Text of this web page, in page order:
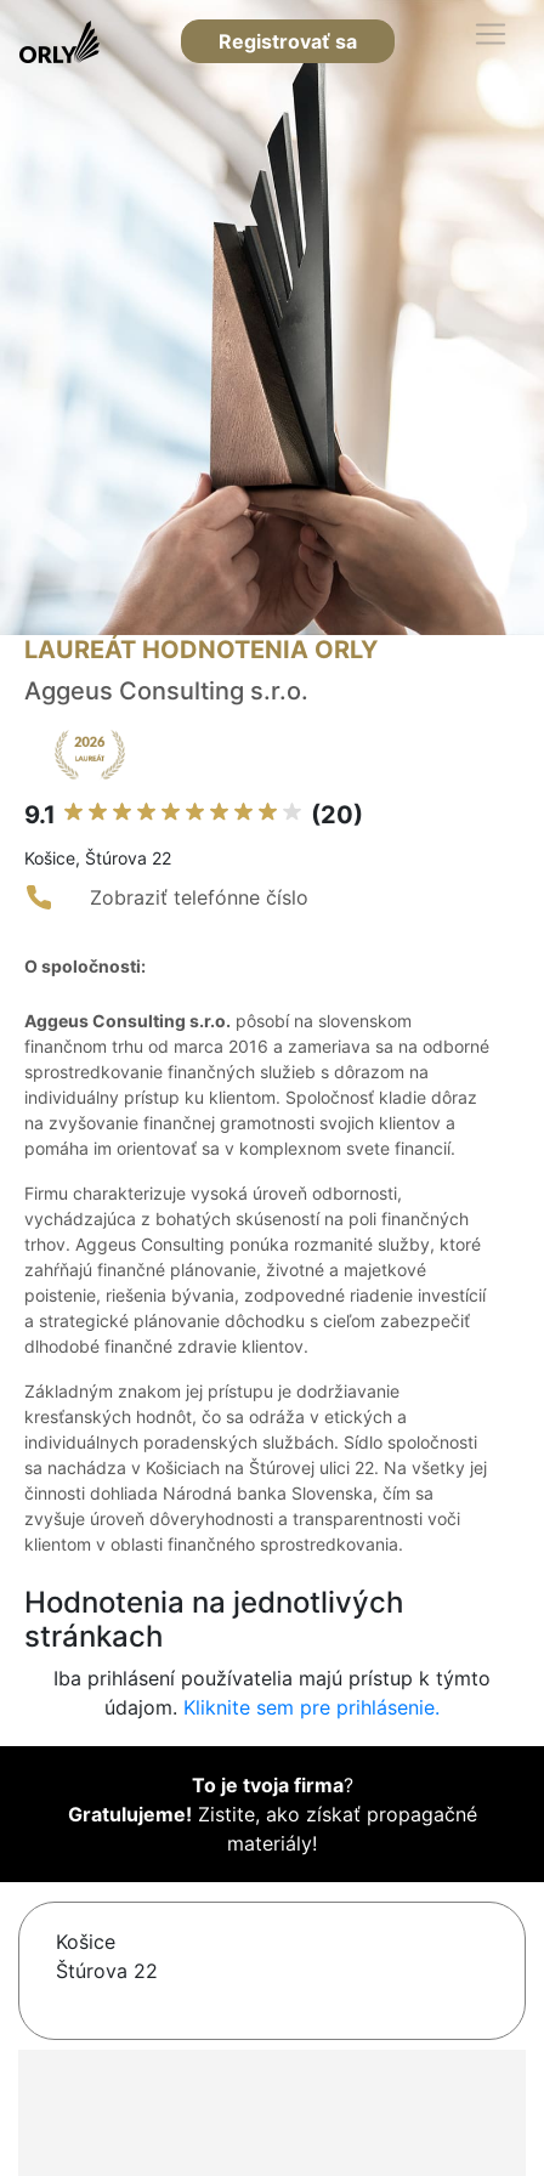
Registrovať sa
LAUREÁT HODNOTENIA ORLY
Aggeus Consulting s.r.o.
9.1 (20)
Košice, Štúrova 22
Zobraziť telefónne číslo
O spoločnosti:
Aggeus Consulting s.r.o. pôsobí na slovenskom
finančnom trhu od marca 2016 a zameriava sa na odborné
sprostredkovanie finančných služieb s dôrazom na
individuálny prístup ku klientom. Spoločnosť kladie dôraz
na zvyšovanie finančnej gramotnosti svojich klientov a
pomáha im orientovať sa v komplexnom svete financií.
Firmu charakterizuje vysoká úroveň odbornosti,
vychádzajúca z bohatých skúseností na poli finančných
trhov. Aggeus Consulting ponúka rozmanité služby, ktoré
zahŕňajú finančné plánovanie, životné a majetkové
poistenie, riešenia bývania, zodpovedné riadenie investícií
a strategické plánovanie dôchodku s cieľom zabezpečiť
dlhodobé finančné zdravie klientov.
Základným znakom jej prístupu je dodržiavanie
kresťanských hodnôt, čo sa odráža v etických a
individuálnych poradenských službách. Sídlo spoločnosti
sa nachádza v Košiciach na Štúrovej ulici 22. Na všetky jej
činnosti dohliada Národná banka Slovenska, čím sa
zvyšuje úroveň dôveryhodnosti a transparentnosti voči
klientom v oblasti finančného sprostredkovania.
Hodnotenia na jednotlivých
stránkach
Iba prihlásení používatelia majú prístup k týmto
údajom. Kliknite sem pre prihlásenie.
To je tvoja firma?
Gratulujeme! Zistite, ako získať propagačné
materiály!
Košice
Štúrova 22